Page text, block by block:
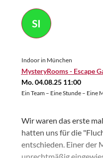
spielen. Anmerkung:
erhält man 2
Euro angerechnet
SI
Indoor in München
MysteryRooms - Escape
Mo. 04.08.25 11:00
Ein Team – Eine Stunde – Eine
Wir waren das erste
hatten uns für die
entschieden. Einer der
unrechtmäßig